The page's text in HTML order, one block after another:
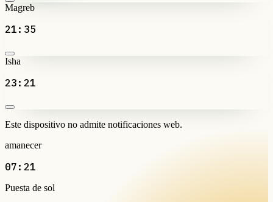
Magreb
21:35
Isha
23:21
Este dispositivo no admite notificaciones web.
amanecer
07:21
Puesta de sol